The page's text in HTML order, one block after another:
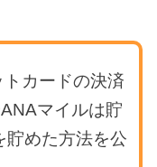
カードの決済
マイルは貯
貯めた方法を公